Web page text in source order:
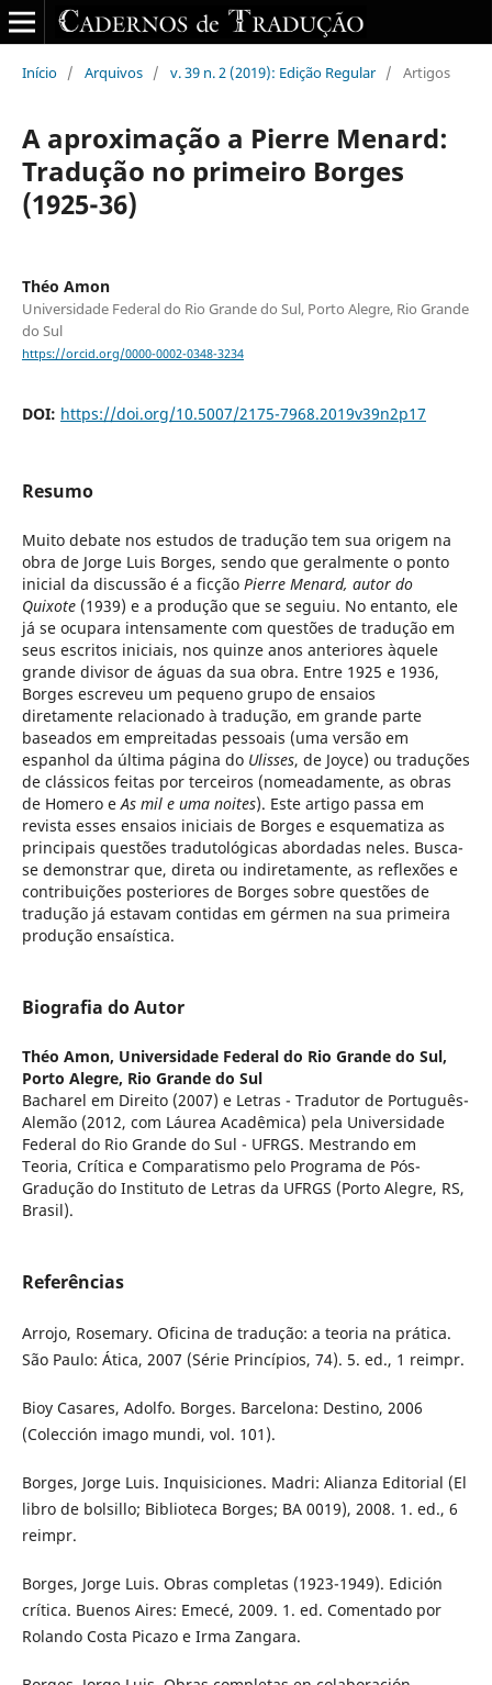
Início / Arquivos / v. 39 n. 2 (2019): Edição Regular / Artigos
A aproximação a Pierre Menard:
Tradução no primeiro Borges
(1925-36)
Théo Amon
Universidade Federal do Rio Grande do Sul, Porto Alegre, Rio Grande
do Sul
https://orcid.org/0000-0002-0348-3234
DOI: https://doi.org/10.5007/2175-7968.2019v39n2p17
Resumo
Muito debate nos estudos de tradução tem sua origem na
obra de Jorge Luis Borges, sendo que geralmente o ponto
inicial da discussão é a ficção Pierre Menard, autor do
Quixote (1939) e a produção que se seguiu. No entanto, ele
já se ocupara intensamente com questões de tradução em
seus escritos iniciais, nos quinze anos anteriores àquele
grande divisor de águas da sua obra. Entre 1925 e 1936,
Borges escreveu um pequeno grupo de ensaios
diretamente relacionado à tradução, em grande parte
baseados em empreitadas pessoais (uma versão em
espanhol da última página do Ulisses, de Joyce) ou traduções
de clássicos feitas por terceiros (nomeadamente, as obras
de Homero eAs mil e uma noites). Este artigo passa em
revista esses ensaios iniciais de Borges e esquematiza as
principais questões tradutológicas abordadas neles. Busca-
se demonstrar que, direta ou indiretamente, as reflexões e
contribuições posteriores de Borges sobre questões de
tradução já estavam contidas em gérmen na sua primeira
produção ensaística.
Biografia do Autor
Théo Amon, Universidade Federal do Rio Grande do Sul,
Porto Alegre, Rio Grande do Sul
Bacharel em Direito (2007) e Letras - Tradutor de Português-
Alemão (2012, com Láurea Acadêmica) pela Universidade
Federal do Rio Grande do Sul - UFRGS. Mestrando em
Teoria, Crítica e Comparatismo pelo Programa de Pós-
Gradução do Instituto de Letras da UFRGS (Porto Alegre, RS,
Brasil).
Referências
Arrojo, Rosemary. Oficina de tradução: a teoria na prática.
São Paulo: Ática, 2007 (Série Princípios, 74). 5. ed., 1 reimpr.
Bioy Casares, Adolfo. Borges. Barcelona: Destino, 2006
(Colección imago mundi, vol. 101).
Borges, Jorge Luis. Inquisiciones. Madri: Alianza Editorial (El
libro de bolsillo; Biblioteca Borges; BA 0019), 2008. 1. ed., 6
reimpr.
Borges, Jorge Luis. Obras completas (1923-1949). Edición
crítica. Buenos Aires: Emecé, 2009. 1. ed. Comentado por
Rolando Costa Picazo e Irma Zangara.